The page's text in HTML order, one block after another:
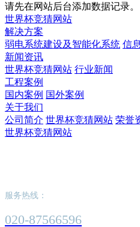
请先在网站后台添加数据记录。
世界杯竞猜网站
解决方案
弱电系统建设及智能化系统 信
新闻资讯
世界杯竞猜网站 行业新闻
工程案例
国内案例 国外案例
关于我们
公司简介 世界杯竞猜网站 荣誉
世界杯竞猜网站
服务热线：
020-87566596